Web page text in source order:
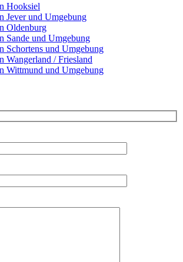
Hooksiel
Jever und Umgebung
Oldenburg
Sande und Umgebung
Schortens und Umgebung
Wangerland / Friesland
Wittmund und Umgebung